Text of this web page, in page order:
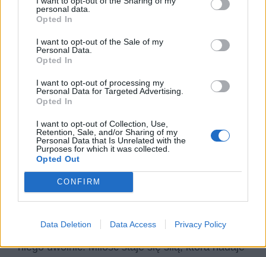
personal data.
Opted In
I want to opt-out of the Sale of my
Personal Data.
Opted In
I want to opt-out of processing my
Personal Data for Targeted Advertising.
Opted In
I want to opt-out of Collection, Use,
Retention, Sale, and/or Sharing of my
Personal Data that Is Unrelated with the
Purposes for which it was collected.
Opted Out
CONFIRM
Data Deletion Data Access Privacy Policy
może zmienić rzeczywistość nawet wtedy, gdy
zakochani nie mogą już żyć razem.
Inne przykładowe konteksty
Lalka
zakochany w Izabeli Łęckiej, mimo że jego
uczucie przynosi mu rozczarowanie i cierpienie.
Bohater podporządkowuje swoje działania
zdobyciu majątku i pozycji społecznej, aby
odwzajemnione w pełni, nadal nie potrafi się od
niego uwolnić. Miłość staje się siłą, która nadaje